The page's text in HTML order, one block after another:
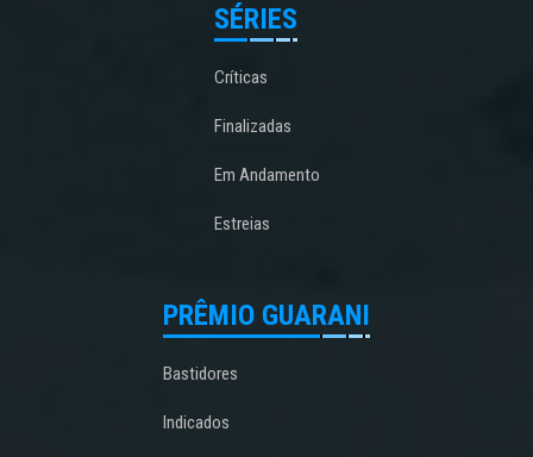
SÉRIES
Críticas
Finalizadas
Em Andamento
Estreias
PRÊMIO GUARANI
Bastidores
Indicados